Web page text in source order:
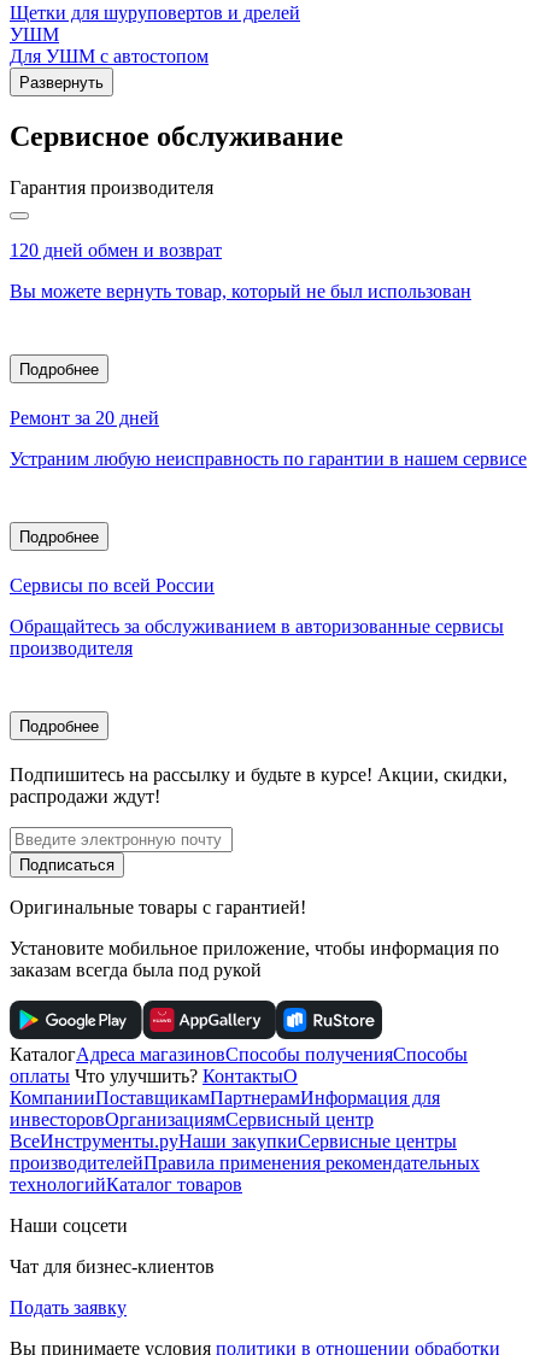
Щетки для шуруповертов и дрелей
УШМ
Для УШМ с автостопом
Развернуть
Сервисное обслуживание
Гарантия производителя
120 дней обмен и возврат
Вы можете вернуть товар, который не был использован
Подробнее
Ремонт за 20 дней
Устраним любую неисправность по гарантии в нашем сервисе
Подробнее
Сервисы по всей России
Обращайтесь за обслуживанием в авторизованные сервисы
производителя
Подробнее
Подпишитесь на рассылку и будьте в курсе! Акции, скидки,
распродажи ждут!
Подписаться
Оригинальные товары с гарантией!
Установите мобильное приложение, чтобы информация по
заказам всегда была под рукой
КаталогАдреса магазиновСпособы полученияСпособы
оплаты Что улучшить? КонтактыО
КомпанииПоставщикамПартнерамИнформация для
инвесторовОрганизациямСервисный центр
ВсеИнструменты.руНаши закупкиСервисные центры
производителейПравила применения рекомендательных
технологийКаталог товаров
Наши соцсети
Чат для бизнес-клиентов
Подать заявку
Вы принимаете условия политики в отношении обработки